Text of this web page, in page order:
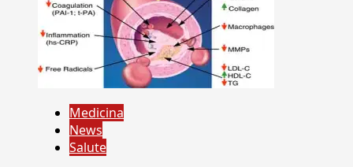
Medicina
News
Salute